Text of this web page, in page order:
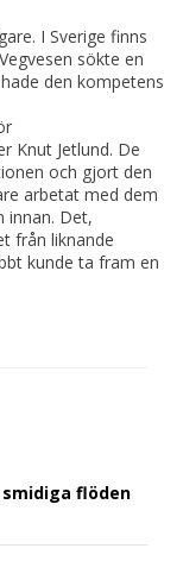
I Sverige finns
sökte en
den kompetens
Knut Jetlund. De
och gjort den
arbetat med dem
innan. Det,
från liknande
kunde ta fram en
flöden